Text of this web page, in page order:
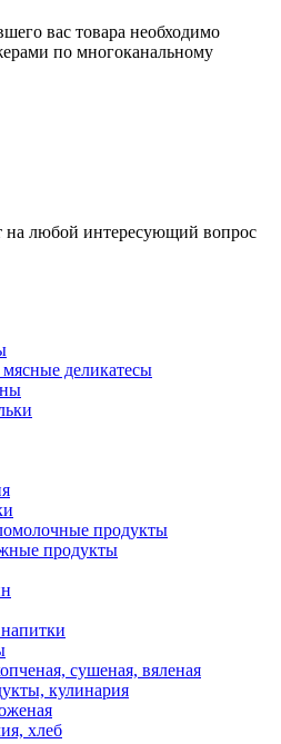
вас товара необходимо
по многоканальному
на любой интересующий вопрос
деликатесы
продукты
продукты
сушеная, вяленая
кулинария
хлеб